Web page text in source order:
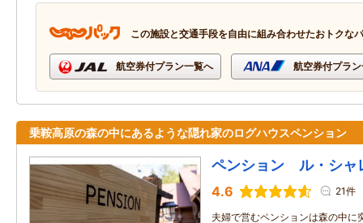
この施設と交通手段を自由に組み合わせたおトクな
航空券付プラン一覧へ 航空券付プラ
乗鞍高原の森の中にあるような隠れ家のログハウスペンション
ペンション ル・シャ
4.6 21件
夫婦で営むペンションは森の中に